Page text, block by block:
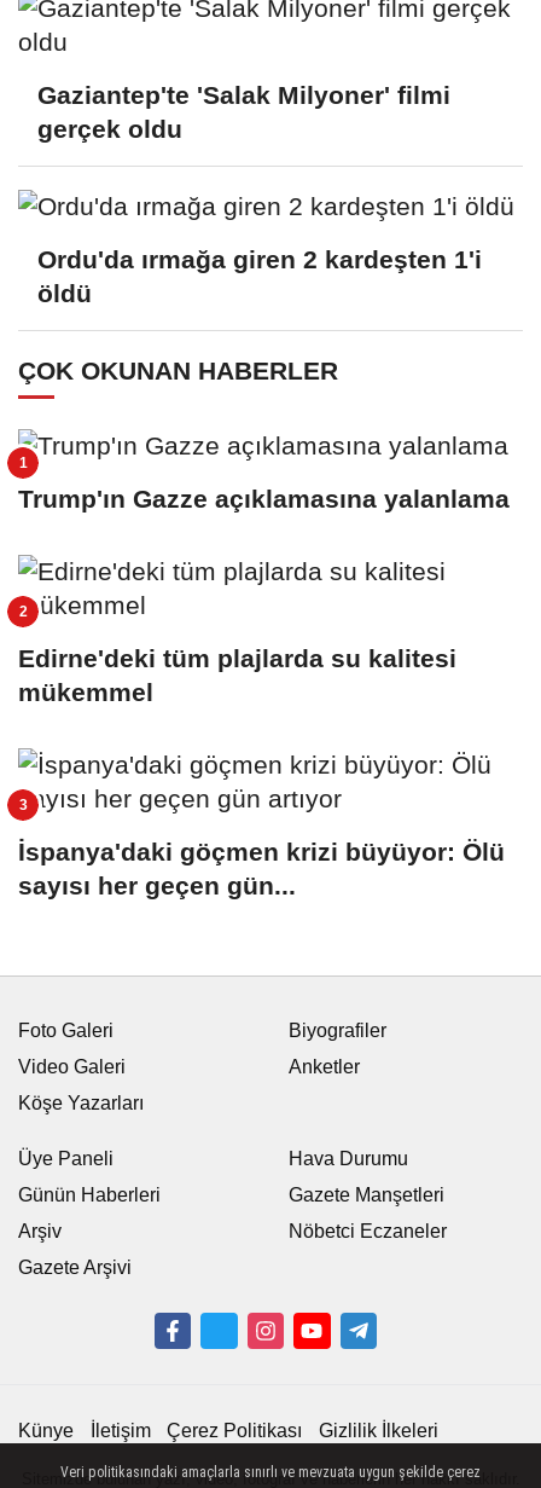
Gaziantep'te 'Salak Milyoner' filmi
gerçek oldu
Ordu'da ırmağa giren 2 kardeşten 1'i
öldü
ÇOK OKUNAN HABERLER
Trump'ın Gazze açıklamasına yalanlama
Edirne'deki tüm plajlarda su kalitesi
mükemmel
İspanya'daki göçmen krizi büyüyor: Ölü
sayısı her geçen gün...
Foto Galeri
Video Galeri
Köşe Yazarları
Biyografiler
Anketler
Üye Paneli
Günün Haberleri
Arşiv
Gazete Arşivi
Hava Durumu
Gazete Manşetleri
Nöbetci Eczaneler
Künye İletişim Çerez Politikası Gizlilik İlkeleri
Sitemizde bulunan yazı, video, fotoğraf ve haberlerin her hakkı saklıdır.
Veri politikasındaki amaçlarla sınırlı ve mevzuata uygun şekilde çerez